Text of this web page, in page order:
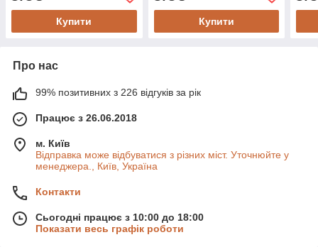
Купити Купити
Про нас
99% позитивних з 226 відгуків за рік
Працює з 26.06.2018
м. Київ
Відправка може відбуватися з різних міст. Уточнюйте у
менеджера., Київ, Україна
Контакти
Сьогодні працює з 10:00 до 18:00
Показати весь графік роботи